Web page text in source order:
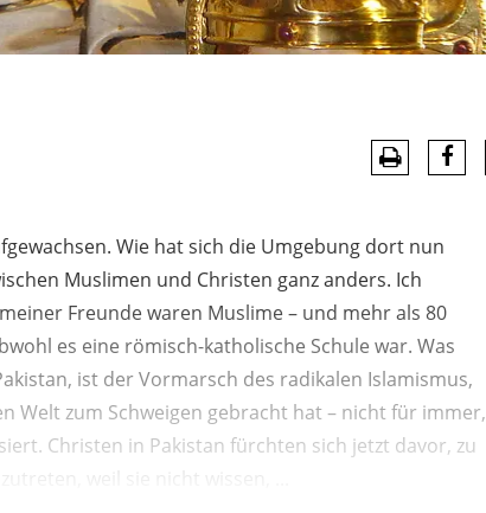
Wie hat sich die Umgebung dort nun
Muslimen und Christen ganz anders. Ich
Freunde waren Muslime – und mehr als 80
es eine römisch-katholische Schule war. Was
ist der Vormarsch des radikalen Islamismus,
Welt zum Schweigen gebracht hat – nicht für immer,
Christen in Pakistan fürchten sich jetzt davor, zu
weil sie nicht wissen, ...